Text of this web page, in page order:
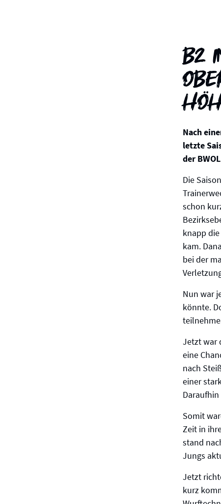
B2
Nach
letzte
der
Die
schon
knapp
kam.
bei der
Nun war
könnte.
Jetzt war
eine
nach
einer
Somit
Zeit in
stand
Jungs
Jetzt
kurz